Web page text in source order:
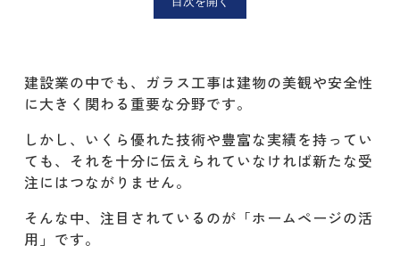
化が図れる
きる
会社リレーションズ
ガラス工事業に特化した訴求力のあ
建設業の中でも、ガラス工事は建物の美観や安全性
に大きく関わる重要な分野です。
しかし、いくら優れた技術や豊富な実績を持ってい
ても、それを十分に伝えられていなければ新たな受
注にはつながりません。
そんな中、注目されているのが「ホームページの活
用」です。